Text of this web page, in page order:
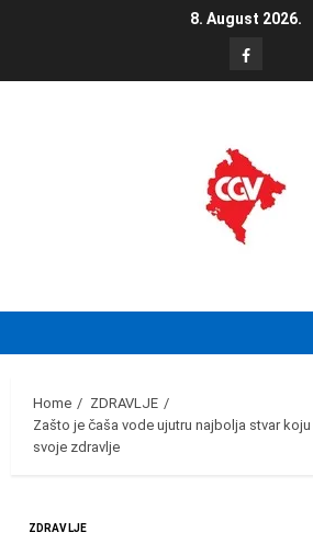
8. August 2026.
FB
Home
ZDRAVLJE
Zašto je čaša vode ujutru najbolja stvar
svoje zdravlje
ZDRAVLJE